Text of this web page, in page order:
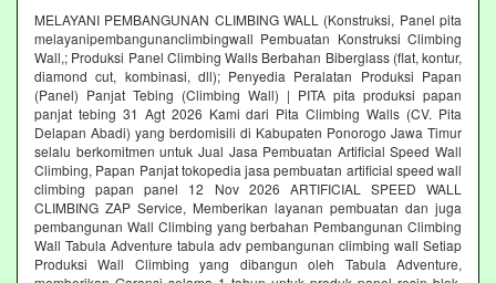
MELAYANI PEMBANGUNAN CLIMBING WALL (Konstruksi, Panel pita
melayanipembangunanclimbingwall Pembuatan Konstruksi Climbing
Wall,; Produksi Panel Climbing Walls Berbahan Biberglass (flat, kontur,
diamond cut, kombinasi, dll); Penyedia Peralatan Produksi Papan
(Panel) Panjat Tebing (Climbing Wall) | PITA pita produksi papan
panjat tebing 31 Agt 2026 Kami dari Pita Climbing Walls (CV. Pita
Delapan Abadi) yang berdomisili di Kabupaten Ponorogo Jawa Timur
selalu berkomitmen untuk Jual Jasa Pembuatan Artificial Speed Wall
Climbing, Papan Panjat tokopedia jasa pembuatan artificial speed wall
climbing papan panel 12 Nov 2026 ARTIFICIAL SPEED WALL
CLIMBING ZAP Service, Memberikan layanan pembuatan dan juga
pembangunan Wall Climbing yang berbahan Pembangunan Climbing
Wall Tabula Adventure tabula adv pembangunan climbing wall Setiap
Produksi Wall Climbing yang dibangun oleh Tabula Adventure,